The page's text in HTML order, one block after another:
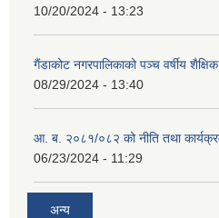
10/20/2024 - 13:23
गैंडाकोट नगरपालिकाको पञ्च वर्षीय
08/29/2024 - 13:40
आ. ब. २०८१/०८२ को नीति तथा
06/23/2024 - 11:29
अन्य